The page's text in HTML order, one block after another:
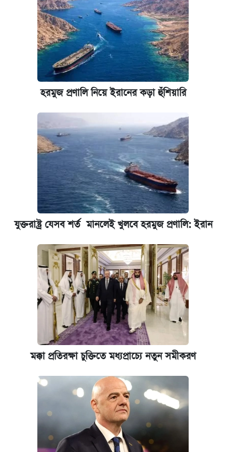
হরমুজ প্রণালি নিয়ে ইরানের কড়া হুঁশিয়ারি
যুক্তরাষ্ট্র যেসব শর্ত মানলেই খুলবে হরমুজ প্রণালি: ইরান
মক্কা প্রতিরক্ষা চুক্তিতে মধ্যপ্রাচ্যে নতুন সমীকরণ